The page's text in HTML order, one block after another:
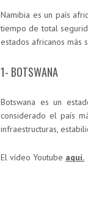
Namibia es un país
tiempo de total
estados africanos más
1- BOTSWANA
Botswana es un
considerado el país
infraestructuras,
El vídeo Youtube aquí.